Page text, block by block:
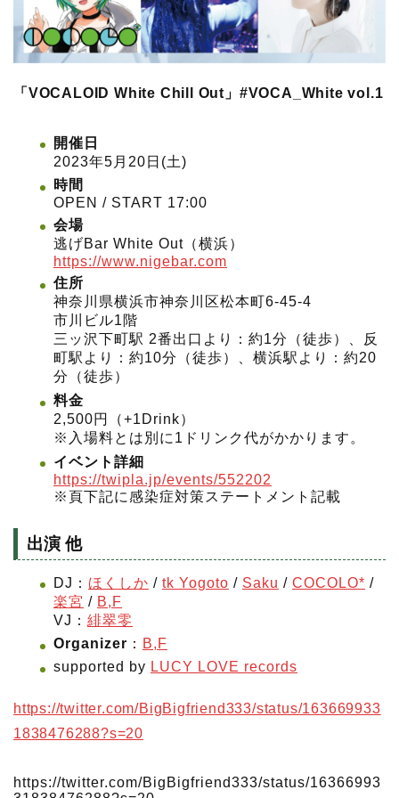
「VOCALOID White Chill Out」#VOCA_White vol.1
開催日
2023年5月20日(土)
時間
OPEN / START 17:00
会場
逃げBar White Out（横浜）
https://www.nigebar.com
住所
神奈川県横浜市神奈川区松本町6-45-4
市川ビル1階
三ッ沢下町駅 2番出口より：約1分（徒歩）、反
町駅より：約10分（徒歩）、横浜駅より：約20
分（徒歩）
料金
2,500円（+1Drink）
※入場料とは別に1ドリンク代がかかります。
イベント詳細
https://twipla.jp/events/552202
※頁下記に感染症対策ステートメント記載
出演 他
DJ： ほくしか / tk Yogoto / Saku / COCOLO* /
楽宮 / B,F
VJ： 緋翠零
Organizer ： B,F
supported by LUCY LOVE records
https://twitter.com/BigBigfriend333/status/163669933
1838476288?s=20
https://twitter.com/BigBigfriend333/status/16366993